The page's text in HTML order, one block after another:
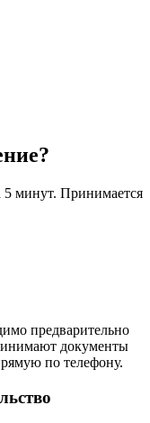
5 минут. Принимается
предварительно
документы
по телефону.